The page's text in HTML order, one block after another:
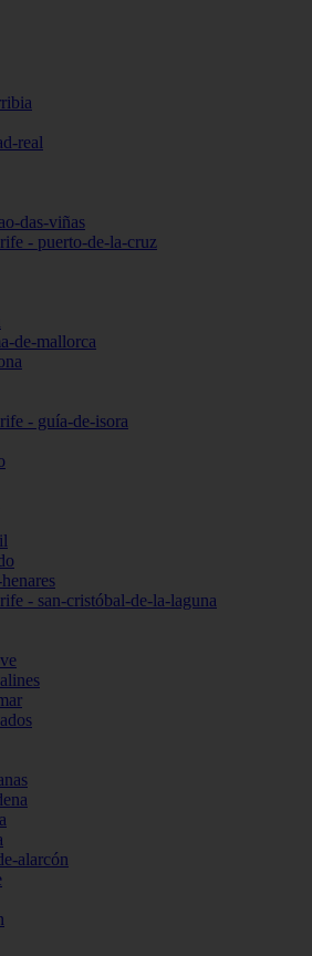
real
das-viñas
- puerto-de-la-cruz
de-mallorca
- guía-de-isora
- san-cristóbal-de-la-laguna
alarcón